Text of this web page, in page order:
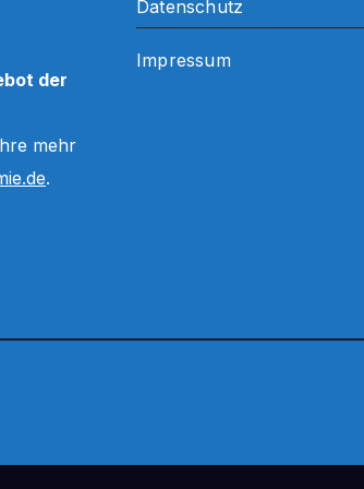
der
mehr
.
Datenschutz
Impressum